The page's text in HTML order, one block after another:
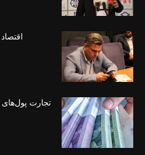
تجارت پول‌های